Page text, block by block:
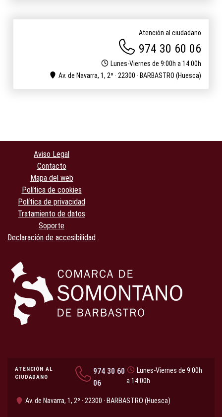
Atención al ciudadano
974 30 60 06
Lunes-Viernes de 9:00h a 14:00h
Av. de Navarra, 1, 2º · 22300 · BARBASTRO (Huesca)
Aviso Legal
Contacto
Mapa del web
Política de cookies
Política de privacidad
Tratamiento de datos
Soporte
Declaración de accesibilidad
ATENCIÓN AL
CIUDADANO
974 30 60
06
Lunes-Viernes de 9:00h
a 14:00h
Av. de Navarra, 1, 2º · 22300 · BARBASTRO (Huesca)